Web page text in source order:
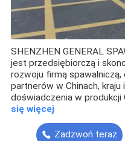
SHENZHEN GENERAL
jest przedsiębiorczą i
rozwoju firmą
partnerów w Chinach, kraju
doświadczenia w produkcji
się więcej
Zadzwoń teraz